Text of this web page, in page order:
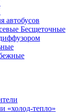
автобусов
Бесщеточные
«холод-тепло»